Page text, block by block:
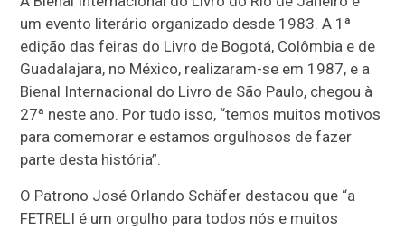
um evento literário organizado desde 1983. A 1ª
edição das feiras do Livro de Bogotá, Colômbia e de
Guadalajara, no México, realizaram-se em 1987, e a
Bienal Internacional do Livro de São Paulo, chegou à
27ª neste ano. Por tudo isso, “temos muitos motivos
para comemorar e estamos orgulhosos de fazer
parte desta história”.
O Patrono José Orlando Schäfer destacou que “a
FETRELI é um orgulho para todos nós e muitos